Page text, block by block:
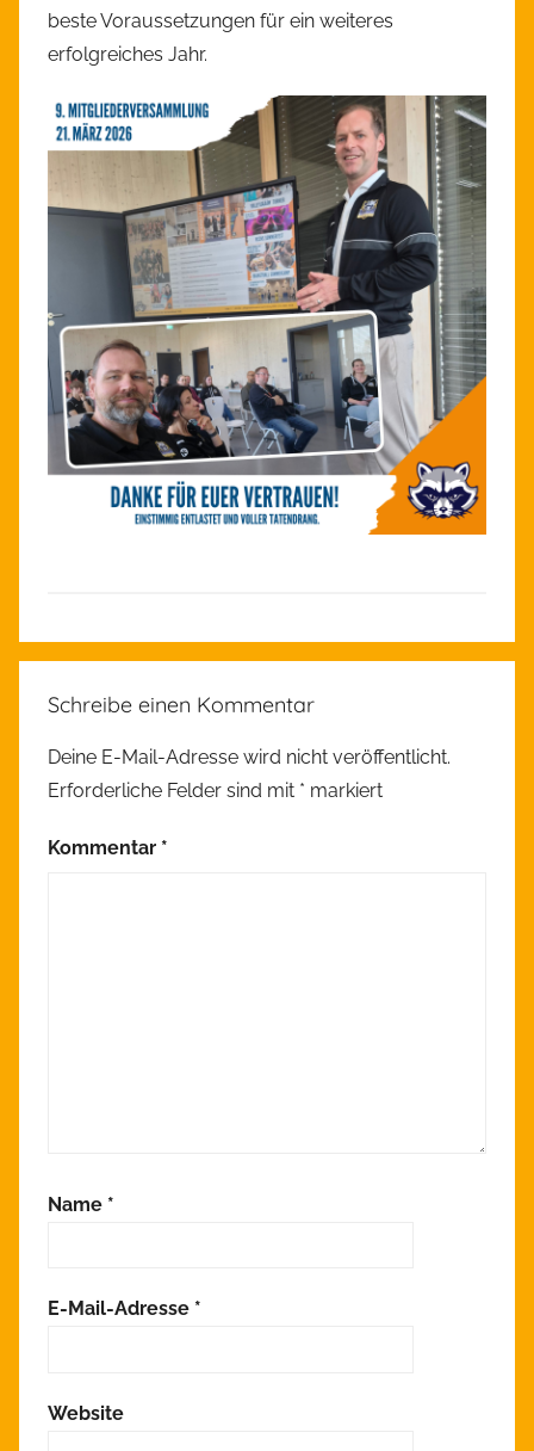
beste Voraussetzungen für ein weiteres
erfolgreiches Jahr.
A
g
e
e
Schreibe einen Kommentar
Deine E-Mail-Adresse wird nicht veröffentlicht.
Erforderliche Felder sind mit * markiert
Kommentar *
Name *
E-Mail-Adresse *
Website